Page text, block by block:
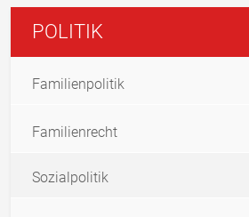
POLITIK
Familienpolitik
Familienrecht
Sozialpolitik